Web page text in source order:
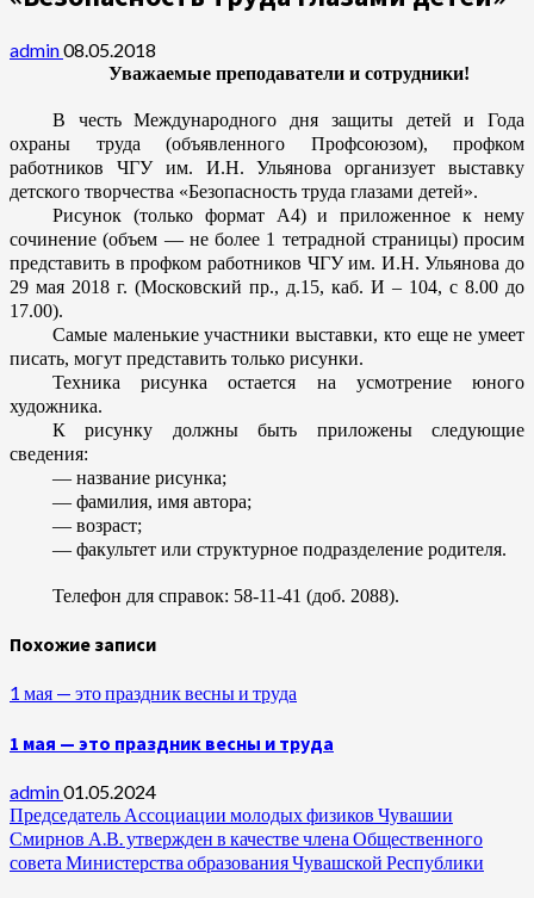
admin08.05.2018
Уважаемые преподаватели и сотрудники!
В честь Международного дня защиты детей и Года
охраны труда (объявленного Профсоюзом), профком
работников ЧГУ им. И.Н. Ульянова организует выставку
детского творчества «Безопасность труда глазами детей».
Рисунок (только формат А4) и приложенное к нему
сочинение (объем — не более 1 тетрадной страницы) просим
представить в профком работников ЧГУ им. И.Н. Ульянова до
29 мая 2018 г. (Московский пр., д.15, каб. И – 104, с 8.00 до
17.00).
Самые маленькие участники выставки, кто еще не умеет
писать, могут представить только рисунки.
Техника рисунка остается на усмотрение юного
художника.
К рисунку должны быть приложены следующие
сведения:
— название рисунка;
— фамилия, имя автора;
— возраст;
— факультет или структурное подразделение родителя.
Телефон для справок: 58-11-41 (доб. 2088).
Похожие записи
1 мая — это праздник весны и труда
1 мая — это праздник весны и труда
admin01.05.2024
Председатель Ассоциации молодых физиков Чувашии
Смирнов А.В. утвержден в качестве члена Общественного
совета Министерства образования Чувашской Республики